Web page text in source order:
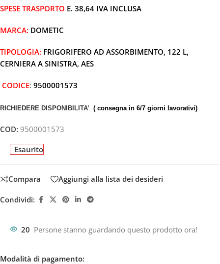
SPESE TRASPORTO E. 38,64 IVA INCLUSA
MARCA: DOMETIC
TIPOLOGIA: FRIGORIFERO AD ASSORBIMENTO, 122 L,
CERNIERA A SINISTRA, AES
CODICE: 9500001573
RICHIEDERE DISPONIBILITA’ ( consegna in 6/7 giorni lavorativi)
COD: 9500001573
Esaurito
Compara Aggiungi alla lista dei desideri
Condividi:
20 Persone stanno guardando questo prodotto ora!
Modalità di pagamento: